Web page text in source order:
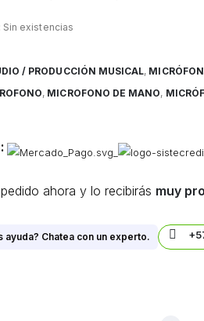
Sin existencias
/ PRODUCCIÓN MUSICAL,
, MICROFONO DE MANO,
ahora y lo recibirás muy
ayuda? Chatea con un experto.